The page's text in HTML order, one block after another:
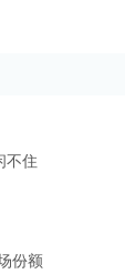
不住
份额